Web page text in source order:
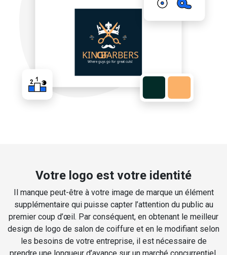
Votre logo est votre identité
Il manque peut-être à votre image de marque un élément
supplémentaire qui puisse capter l’attention du public au
premier coup d’œil. Par conséquent, en obtenant le meilleur
design de logo de salon de coiffure et en le modifiant selon
les besoins de votre entreprise, il est nécessaire de